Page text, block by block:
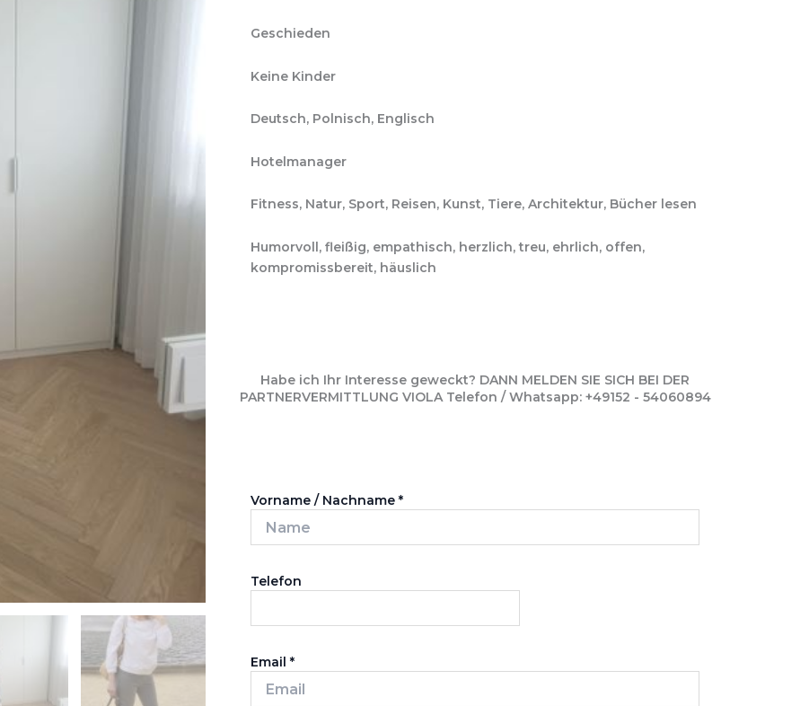
Geschieden
Keine Kinder
Deutsch, Polnisch, Englisch
Hotelmanager
Fitness, Natur, Sport, Reisen, Kunst, Tiere, Architektur, Bücher lesen
Humorvoll, fleißig, empathisch, herzlich, treu, ehrlich, offen,
kompromissbereit, häuslich
Habe ich Ihr Interesse geweckt? DANN MELDEN SIE SICH BEI DER
PARTNERVERMITTLUNG VIOLA Telefon / Whatsapp: +49152 - 54060894
Vorname / Nachname *
Telefon
Email *